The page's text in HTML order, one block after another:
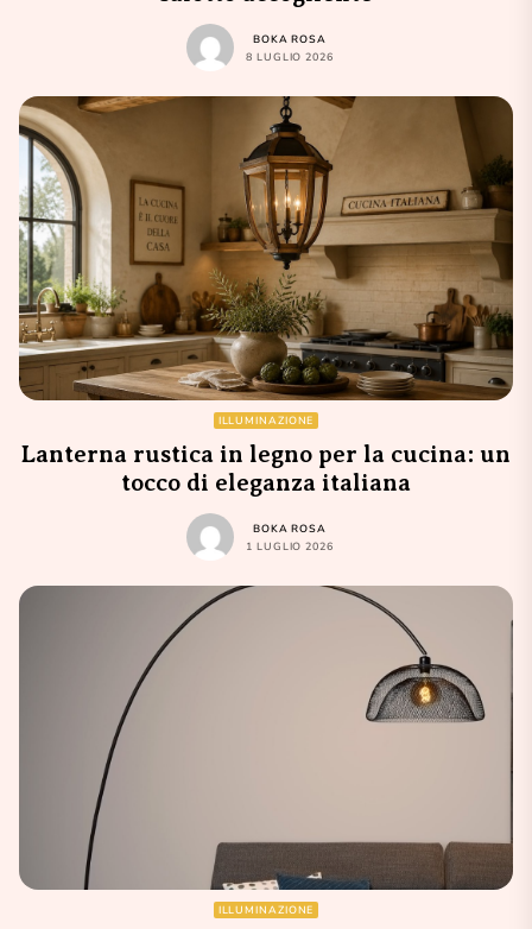
BOKA ROSA
8 LUGLIO 2026
ILLUMINAZIONE
Lanterna rustica in legno per la cucina: un
tocco di eleganza italiana
BOKA ROSA
1 LUGLIO 2026
ILLUMINAZIONE